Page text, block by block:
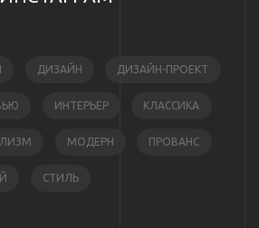
ДИЗАЙН ДИЗАЙН-ПРОЕКТ
ИНТЕРЬЕР КЛАССИКА
МОДЕРН ПРОВАНС
СТИЛЬ